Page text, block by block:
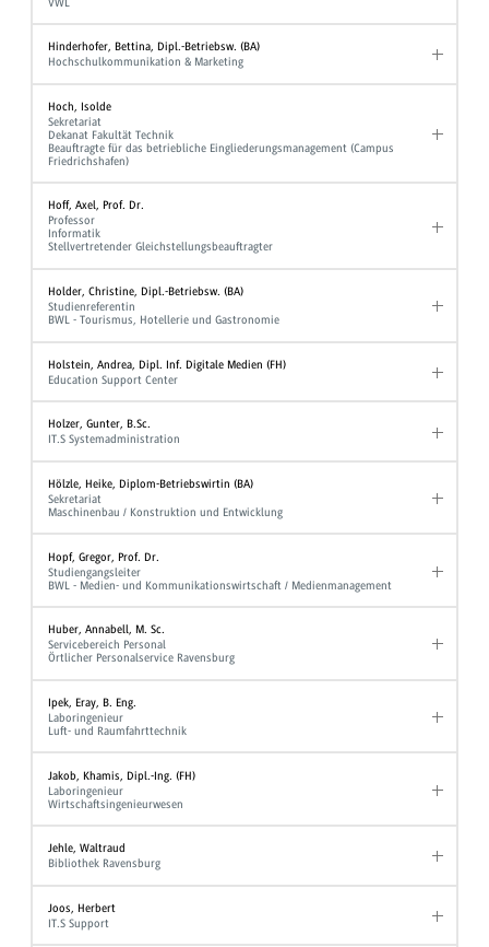
Hinderhofer, Bettina, Dipl.-Betriebsw. (BA)
Hochschulkommunikation & Marketing
Hoch, Isolde
Sekretariat
Dekanat Fakultät Technik
Beauftragte für das betriebliche Eingliederungsmanagement (Campus
Friedrichshafen)
Hoff, Axel, Prof. Dr.
Professor
Informatik
Stellvertretender Gleichstellungsbeauftragter
Holder, Christine, Dipl.-Betriebsw. (BA)
Studienreferentin
BWL - Tourismus, Hotellerie und Gastronomie
Holstein, Andrea, Dipl. Inf. Digitale Medien (FH)
Education Support Center
Holzer, Gunter, B.Sc.
IT.S Systemadministration
Hölzle, Heike, Diplom-Betriebswirtin (BA)
Sekretariat
Maschinenbau / Konstruktion und Entwicklung
Hopf, Gregor, Prof. Dr.
Studiengangsleiter
BWL - Medien- und Kommunikationswirtschaft / Medienmanagement
Huber, Annabell, M. Sc.
Servicebereich Personal
Örtlicher Personalservice Ravensburg
Ipek, Eray, B. Eng.
Laboringenieur
Luft- und Raumfahrttechnik
Jakob, Khamis, Dipl.-Ing. (FH)
Laboringenieur
Wirtschaftsingenieurwesen
Jehle, Waltraud
Bibliothek Ravensburg
Joos, Herbert
IT.S Support